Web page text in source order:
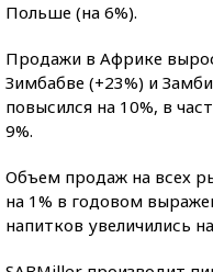
Польше (на 6%).
Продажи в Африке
Зимбабве (+23%) и
повысился на 10%, в
9%.
Объем продаж на всех
на 1% в годовом
напитков увеличились